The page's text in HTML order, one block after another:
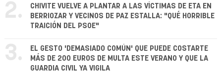
2.
CHIVITE VUELVE A PLANTAR A LAS VÍCTIMAS DE ETA EN
BERRIOZAR Y VECINOS DE PAZ ESTALLA: "QUÉ HORRIBLE
TRAICIÓN DEL PSOE"
3.
EL GESTO 'DEMASIADO COMÚN' QUE PUEDE COSTARTE
MÁS DE 200 EUROS DE MULTA ESTE VERANO Y QUE LA
GUARDIA CIVIL YA VIGILA